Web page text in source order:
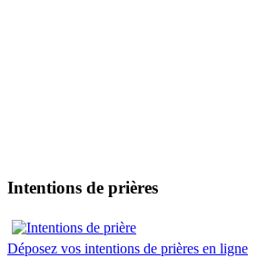
Intentions de prières
Déposez vos intentions de prières en ligne